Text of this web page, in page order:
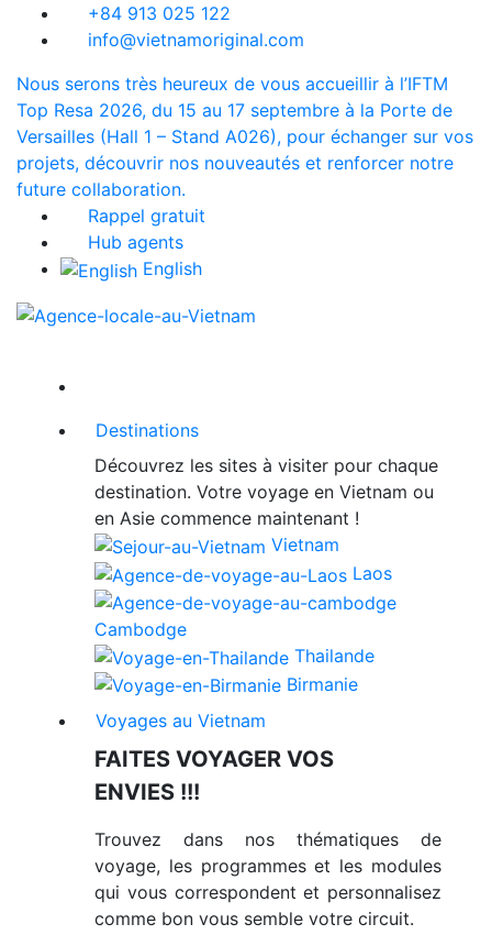
+84 913 025 122
info@vietnamoriginal.com
Nous serons très heureux de vous accueillir à l’IFTM
Top Resa 2026, du 15 au 17 septembre à la Porte de
Versailles (Hall 1 – Stand A026), pour échanger sur vos
projets, découvrir nos nouveautés et renforcer notre
future collaboration.
Rappel gratuit
Hub agents
English
Destinations
Découvrez les sites à visiter pour chaque
destination. Votre voyage en Vietnam ou
en Asie commence maintenant !
Vietnam
Laos
Cambodge
Thailande
Birmanie
Voyages au Vietnam
FAITES VOYAGER VOS
ENVIES !!!
Trouvez dans nos thématiques de
voyage, les programmes et les modules
qui vous correspondent et personnalisez
comme bon vous semble votre circuit.